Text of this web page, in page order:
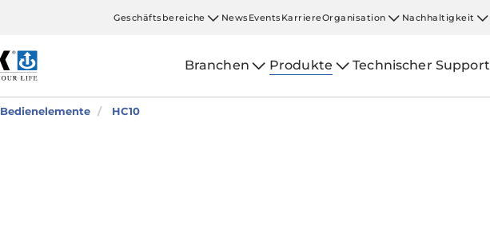
Geschäftsbereiche NewsEventsKarriereOrganisation Nachhaltigkeit
Branchen Produkte Technischer Support
Bedienelemente HC10